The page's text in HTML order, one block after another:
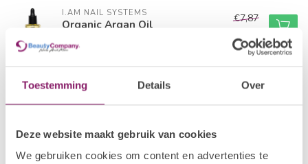
Toestemming Details Over
Deze website maakt gebruik van cookies
We gebruiken cookies om content en advertenties te
I.AM NAIL SYSTEMS
Organic Argan Oil
€7,87
Cuticle Oil
Op voorraad
€8,97
Rejuvenating
€4,78